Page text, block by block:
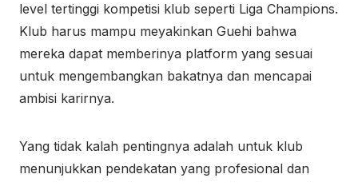
level tertinggi kompetisi klub seperti Liga Champions.
Klub harus mampu meyakinkan Guehi bahwa
mereka dapat memberinya platform yang sesuai
untuk mengembangkan bakatnya dan mencapai
ambisi karirnya.
Yang tidak kalah pentingnya adalah untuk klub
menunjukkan pendekatan yang profesional dan